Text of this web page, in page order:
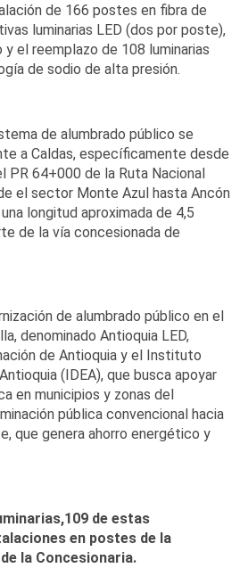
de 166 postes en fibra de
luminarias LED (dos por poste),
el reemplazo de 108 luminarias
de sodio de alta presión.
de alumbrado público se
a Caldas, específicamente desde
PR 64+000 de la Ruta Nacional
el sector Monte Azul hasta Ancón
longitud aproximada de 4,5
de la vía concesionada de
de alumbrado público en el
denominado Antioquia LED,
de Antioquia y el Instituto
(IDEA), que busca apoyar
en municipios y zonas del
pública convencional hacia
que genera ahorro energético y
109 de estas
en postes de la
la Concesionaria.